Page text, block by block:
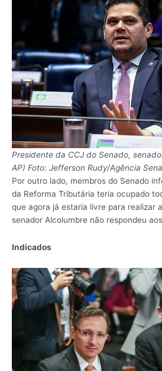
Presidente da CCJ do Senado,
AP) Foto: Jefferson Rudy/Agência
Por outro lado, membros do Senado
da Reforma Tributária teria ocupado
que agora já estaria livre para realizar
senador Alcolumbre não respondeu
Indicados